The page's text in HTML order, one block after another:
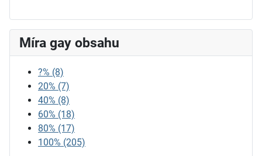
Míra gay obsahu
?% (8)
20% (7)
40% (8)
60% (18)
80% (17)
100% (205)